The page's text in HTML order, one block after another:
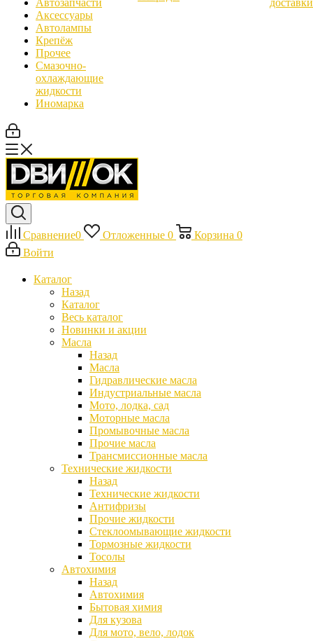
Автозапчасти
Аксессуары
Автолампы
Крепёж
Прочее
Смазочно-
охлаждающие
жидкости
Иномарка
доставки
Сравнение0 Отложенные 0 Корзина 0
Войти
Каталог
Назад
Каталог
Весь каталог
Новинки и акции
Масла
Назад
Масла
Гидравлические масла
Индустриальные масла
Мото, лодка, сад
Моторные масла
Промывочные масла
Прочие масла
Трансмиссионные масла
Технические жидкости
Назад
Технические жидкости
Антифризы
Прочие жидкости
Стеклоомывающие жидкости
Тормозные жидкости
Тосолы
Автохимия
Назад
Автохимия
Бытовая химия
Для кузова
Для мото, вело, лодок